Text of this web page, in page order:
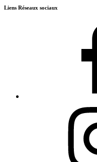
Liens Réseaux sociaux